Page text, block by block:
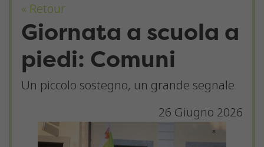
« Retour
Giornata a scuola a
piedi: Comuni
Un piccolo sostegno, un grande segnale
26 Giugno 2026